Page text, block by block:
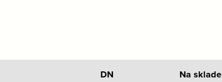
DN Na sklade